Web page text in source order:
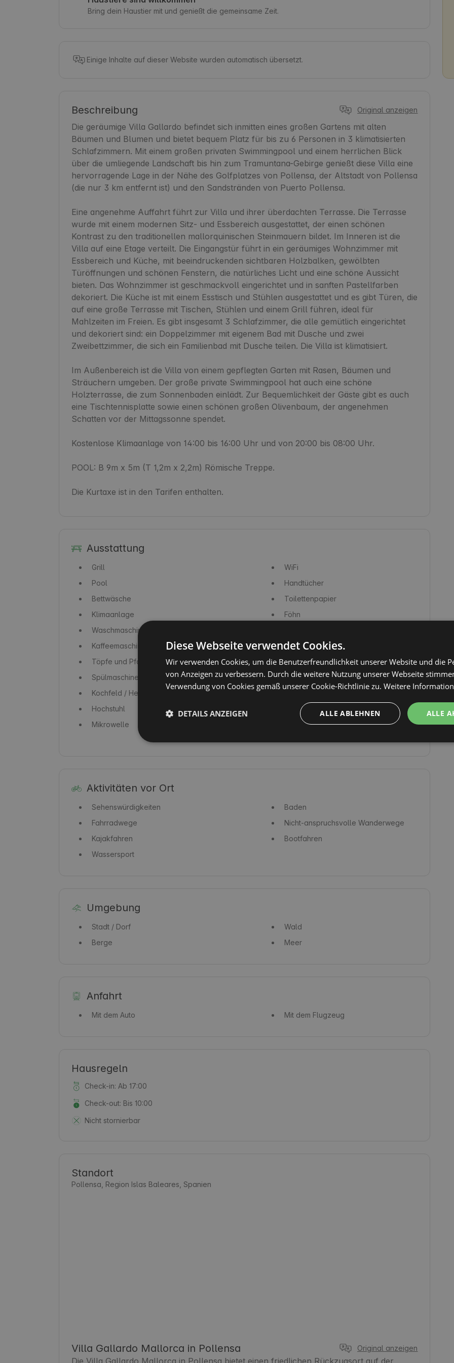
Bring dein Haustier mit und genießt die gemeinsame Zeit.
Einige Inhalte auf dieser Website wurden automatisch übersetzt.
Beschreibung Original anzeigen
Die geräumige Villa Gallardo befindet sich inmitten eines großen Gartens mit alten
Bäumen und Blumen und bietet bequem Platz für bis zu 6 Personen in 3 klimatisierten
Schlafzimmern. Mit einem großen privaten Swimmingpool und einem herrlichen Blick
über die umliegende Landschaft bis hin zum Tramuntana-Gebirge genießt diese Villa eine
hervorragende Lage in der Nähe des Golfplatzes von Pollensa, der Altstadt von Pollensa
(die nur 3 km entfernt ist) und den Sandstränden von Puerto Pollensa.
Eine angenehme Auffahrt führt zur Villa und ihrer überdachten Terrasse. Die Terrasse
wurde mit einem modernen Sitz- und Essbereich ausgestattet, der einen schönen
Kontrast zu den traditionellen mallorquinischen Steinmauern bildet. Im Inneren ist die
Villa auf eine Etage verteilt. Die Eingangstür führt in ein geräumiges Wohnzimmer mit
Essbereich und Küche, mit beeindruckenden sichtbaren Holzbalken, gewölbten
Türöffnungen und schönen Fenstern, die natürliches Licht und eine schöne Aussicht
bieten. Das Wohnzimmer ist geschmackvoll eingerichtet und in sanften Pastellfarben
dekoriert. Die Küche ist mit einem Esstisch und Stühlen ausgestattet und es gibt Türen, die
auf eine große Terrasse mit Tischen, Stühlen und einem Grill führen, ideal für
Mahlzeiten im Freien. Es gibt insgesamt 3 Schlafzimmer, die alle gemütlich eingerichtet
und dekoriert sind: ein Doppelzimmer mit eigenem Bad mit Dusche und zwei
Zweibettzimmer, die sich ein Familienbad mit Dusche teilen. Die Villa ist klimatisiert.
Im Außenbereich ist die Villa von einem gepflegten Garten mit Rasen, Bäumen und
Sträuchern umgeben. Der große private Swimmingpool hat auch eine schöne
Holzterrasse, die zum Sonnenbaden einlädt. Zur Bequemlichkeit der Gäste gibt es auch
eine Tischtennisplatte sowie einen schönen großen Olivenbaum, der angenehmen
Schatten vor der Mittagssonne spendet.
Kostenlose Klimaanlage von 14:00 bis 16:00 Uhr und von 20:00 bis 08:00 Uhr.
POOL: B 9m x 5m (T 1,2m x 2,2m) Römische Treppe.
Die Kurtaxe ist in den Tarifen enthalten.
Ausstattung
Grill
WiFi
Pool
Handtücher
Bettwäsche
Toilettenpapier
Klimaanlage
Föhn
Waschmaschine
Kaffeemaschine / Kaffeekocher
Geschirr, Gläser und Bestecke
Töpfe und Pfannen
Wasserkocher
Spülmaschine
Kühlschrank
Kochfeld / Herd
Hochstuhl
Wiege
Mikrowelle
Einrichtungen für Menschen mit
Aktivitäten vor Ort
Sehenswürdigkeiten
Baden
Fahrradwege
Nicht-anspruchsvolle Wanderwege
Kajakfahren
Bootfahren
Wassersport
Umgebung
Stadt / Dorf
Wald
Berge
Meer
Anfahrt
Mit dem Auto Mit dem Flugzeug
Hausregeln
Check-in: Ab 17:00
Check-out: Bis 10:00
Nicht stornierbar
Standort
Pollensa, Region Islas Baleares, Spanien
Villa Gallardo Mallorca in Pollensa Original anzeigen
Die Villa Gallardo Mallorca in Pollensa bietet einen friedlichen Rückzugsort auf der
Diese Webseite verwendet Cookies.
Wir verwenden Cookies, um die Benutzerfreundlichkeit unserer Website und die
von Anzeigen zu verbessern. Durch die weitere Nutzung unserer Webseite
Verwendung von Cookies gemäß unserer Cookie-Richtlinie zu. Weitere
ALLE
ALLE ABLEHNEN
DETAILS ANZEIGEN